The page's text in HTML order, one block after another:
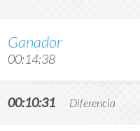
Ganador
00:14:38
00:10:31 Diferencia